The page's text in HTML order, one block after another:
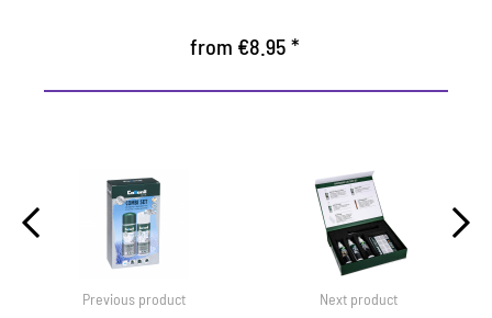
from €8.95 *
Previous product Next product